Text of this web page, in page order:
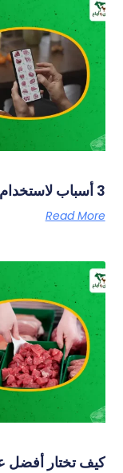
3 أسباب لاستخدام تطبيقات توصيل لحوم في نفس اليوم
Read More
كيف تختار أفضل